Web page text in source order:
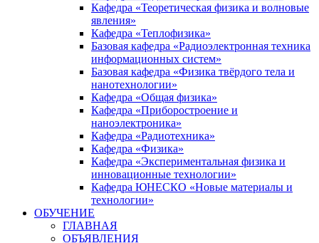
Кафедра «Теоретическая физика и волновые
явления»
Кафедра «Теплофизика»
Базовая кафедра «Радиоэлектронная техника
информационных систем»
Базовая кафедра «Физика твёрдого тела и
нанотехнологии»
Кафедра «Общая физика»
Кафедра «Приборостроение и
наноэлектроника»
Кафедра «Радиотехника»
Кафедра «Физика»
Кафедра «Экспериментальная физика и
инновационные технологии»
Кафедра ЮНЕСКО «Новые материалы и
технологии»
ОБУЧЕНИЕ
ГЛАВНАЯ
ОБЪЯВЛЕНИЯ